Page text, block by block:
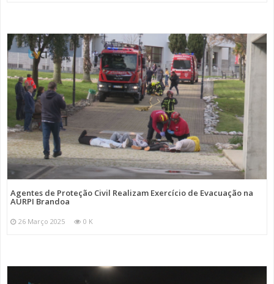
Agentes de Proteção Civil Realizam Exercício de Evacuação na
AURPI Brandoa
26 Março 2025 0 K